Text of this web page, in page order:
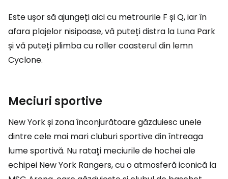
Este ușor să ajungeți aici cu metrourile F și Q, iar în
afara plajelor nisipoase, vă puteți distra la Luna Park
și vă puteți plimba cu roller coasterul din lemn
Cyclone.
Meciuri sportive
New York și zona înconjurătoare găzduiesc unele
dintre cele mai mari cluburi sportive din întreaga
lume sportivă. Nu ratați meciurile de hochei ale
echipei New York Rangers, cu o atmosferă iconică la